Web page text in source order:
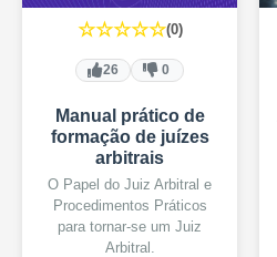
☆☆☆☆☆(0)
26 0
Manual prático de
formação de juízes
arbitrais
O Papel do Juiz Arbitral e
Procedimentos Práticos
para tornar-se um Juiz
Arbitral.